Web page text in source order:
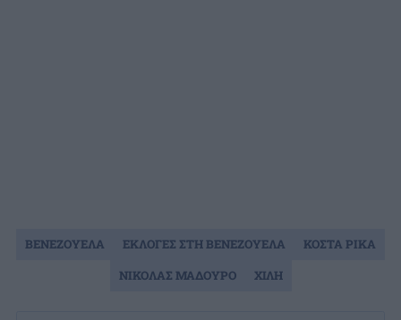
ΒΕΝΕΖΟΥΕΛΑ ΕΚΛΟΓΕΣ ΣΤΗ ΒΕΝΕΖΟΥΕΛΑ
ΚΟΣΤΑ ΡΙΚΑ
ΝΙΚΟΛΑΣ ΜΑΔΟΥΡΟ
ΧΙΛΗ